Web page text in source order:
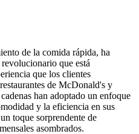
de la comida rápida, ha
que está
que los clientes
de McDonald's y
han adoptado un enfoque
y la eficiencia en sus
toque sorprendente de
asombrados.